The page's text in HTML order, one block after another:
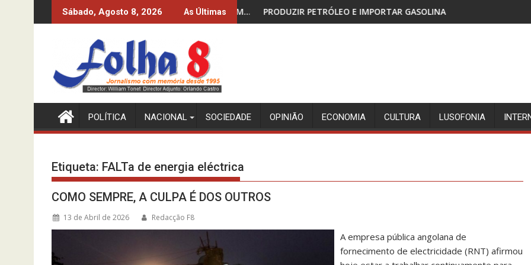
to
Sábado, Agosto 8, 2026 As Últimas
DOS 10%? O INE-MPLA DIZ QUE SIM… PRODUZIR PETRÓLEO E IMPORTAR GASOLINA CABINDA, TERRITÓRIO SEM
POLÍTICA NACIONAL SOCIEDADE OPINIÃO ECONOMIA CULTURA LUSOFONIA
Etiqueta: FALTa de energia eléctrica
COMO SEMPRE, A CULPA É DOS OUTROS
13 de Abril de 2026 Redacção F8
A empresa pública angolana de
fornecimento de electricidade (RNT) afirmou